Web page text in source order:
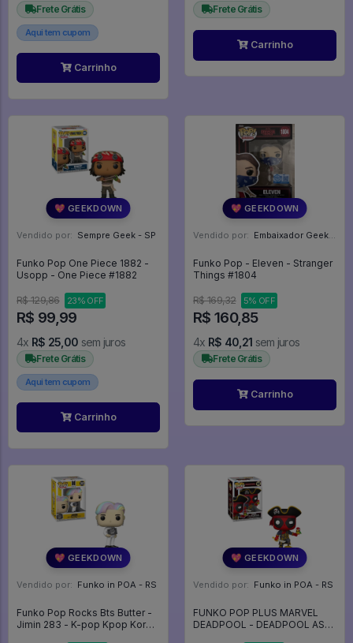
Frete Grátis
Aqui tem cupom
Carrinho
Frete Grátis
Carrinho
💖 GEEKDOWN
Vendido por: Sempre Geek - SP
Funko Pop One Piece 1882 -
Usopp - One Piece #1882
R$ 129,86 23% OFF
R$ 99,99
4x R$ 25,00 sem juros
Frete Grátis
Aqui tem cupom
Carrinho
💖 GEEKDOWN
Vendido por: Embaixador Geek - SP
Funko Pop - Eleven - Stranger
Things #1804
R$ 169,32 5% OFF
R$ 160,85
4x R$ 40,21 sem juros
Frete Grátis
Carrinho
💖 GEEKDOWN
Vendido por: Funko in POA - RS
Funko Pop Rocks Bts Butter -
Jimin 283 - K-pop Kpop Korea
💖 GEEKDOWN
Vendido por: Funko in POA - RS
FUNKO POP PLUS MARVEL
DEADPOOL - DEADPOOL AS